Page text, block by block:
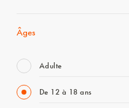
Âges
Adulte
De 12 à 18 ans